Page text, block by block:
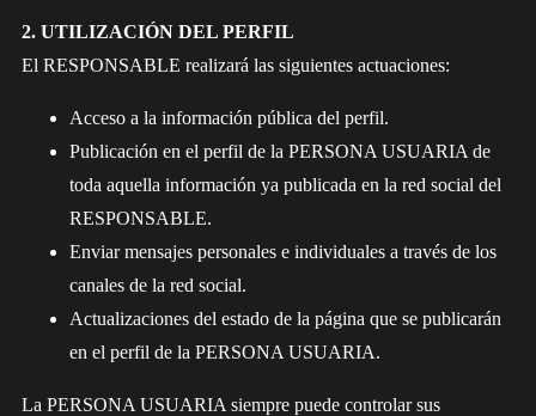
2. UTILIZACIÓN DEL PERFIL
El RESPONSABLE realizará las siguientes actuaciones:
Acceso a la información pública del perfil.
Publicación en el perfil de la PERSONA USUARIA de
toda aquella información ya publicada en la red social del
RESPONSABLE.
Enviar mensajes personales e individuales a través de los
canales de la red social.
Actualizaciones del estado de la página que se publicarán
en el perfil de la PERSONA USUARIA.
La PERSONA USUARIA siempre puede controlar sus